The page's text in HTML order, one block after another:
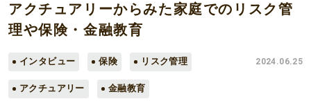
アクチュアリーからみた家庭でのリスク管
理や保険・金融教育
インタビュー 保険 リスク管理
アクチュアリー 金融教育
2024.06.25